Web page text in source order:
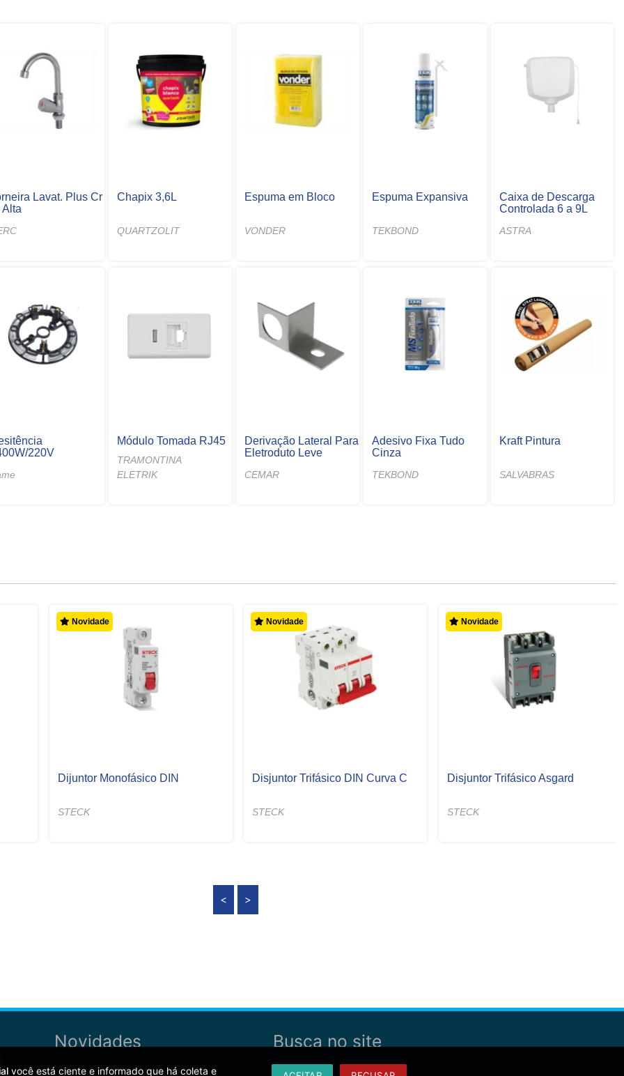
Lavat. Plus Cr
Alta
Chapix 3,6L
QUARTZOLIT
Espuma em Bloco
VONDER
Espuma Expansiva
TEKBOND
Caixa de Descarga
Controlada 6 a 9L
ASTRA
220V
Módulo Tomada RJ45
TRAMONTINA
ELETRIK
Derivação Lateral Para
Eletroduto Leve
CEMAR
Adesivo Fixa Tudo
Cinza
TEKBOND
Kraft Pintura
SALVABRAS
Dijuntor Monofásico DIN
STECK
Novidade
Disjuntor Trifásico DIN Curva C
STECK
Novidade
Disjuntor Trifásico Asgard
STECK
Novidade
>
<
você está ciente e informado que há coleta e
Novidades Busca no site